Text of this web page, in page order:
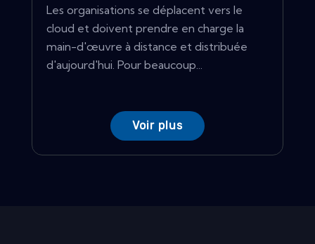
Les organisations se déplacent vers le
cloud et doivent prendre en charge la
main-d'œuvre à distance et distribuée
d'aujourd'hui. Pour beaucoup...
Voir plus